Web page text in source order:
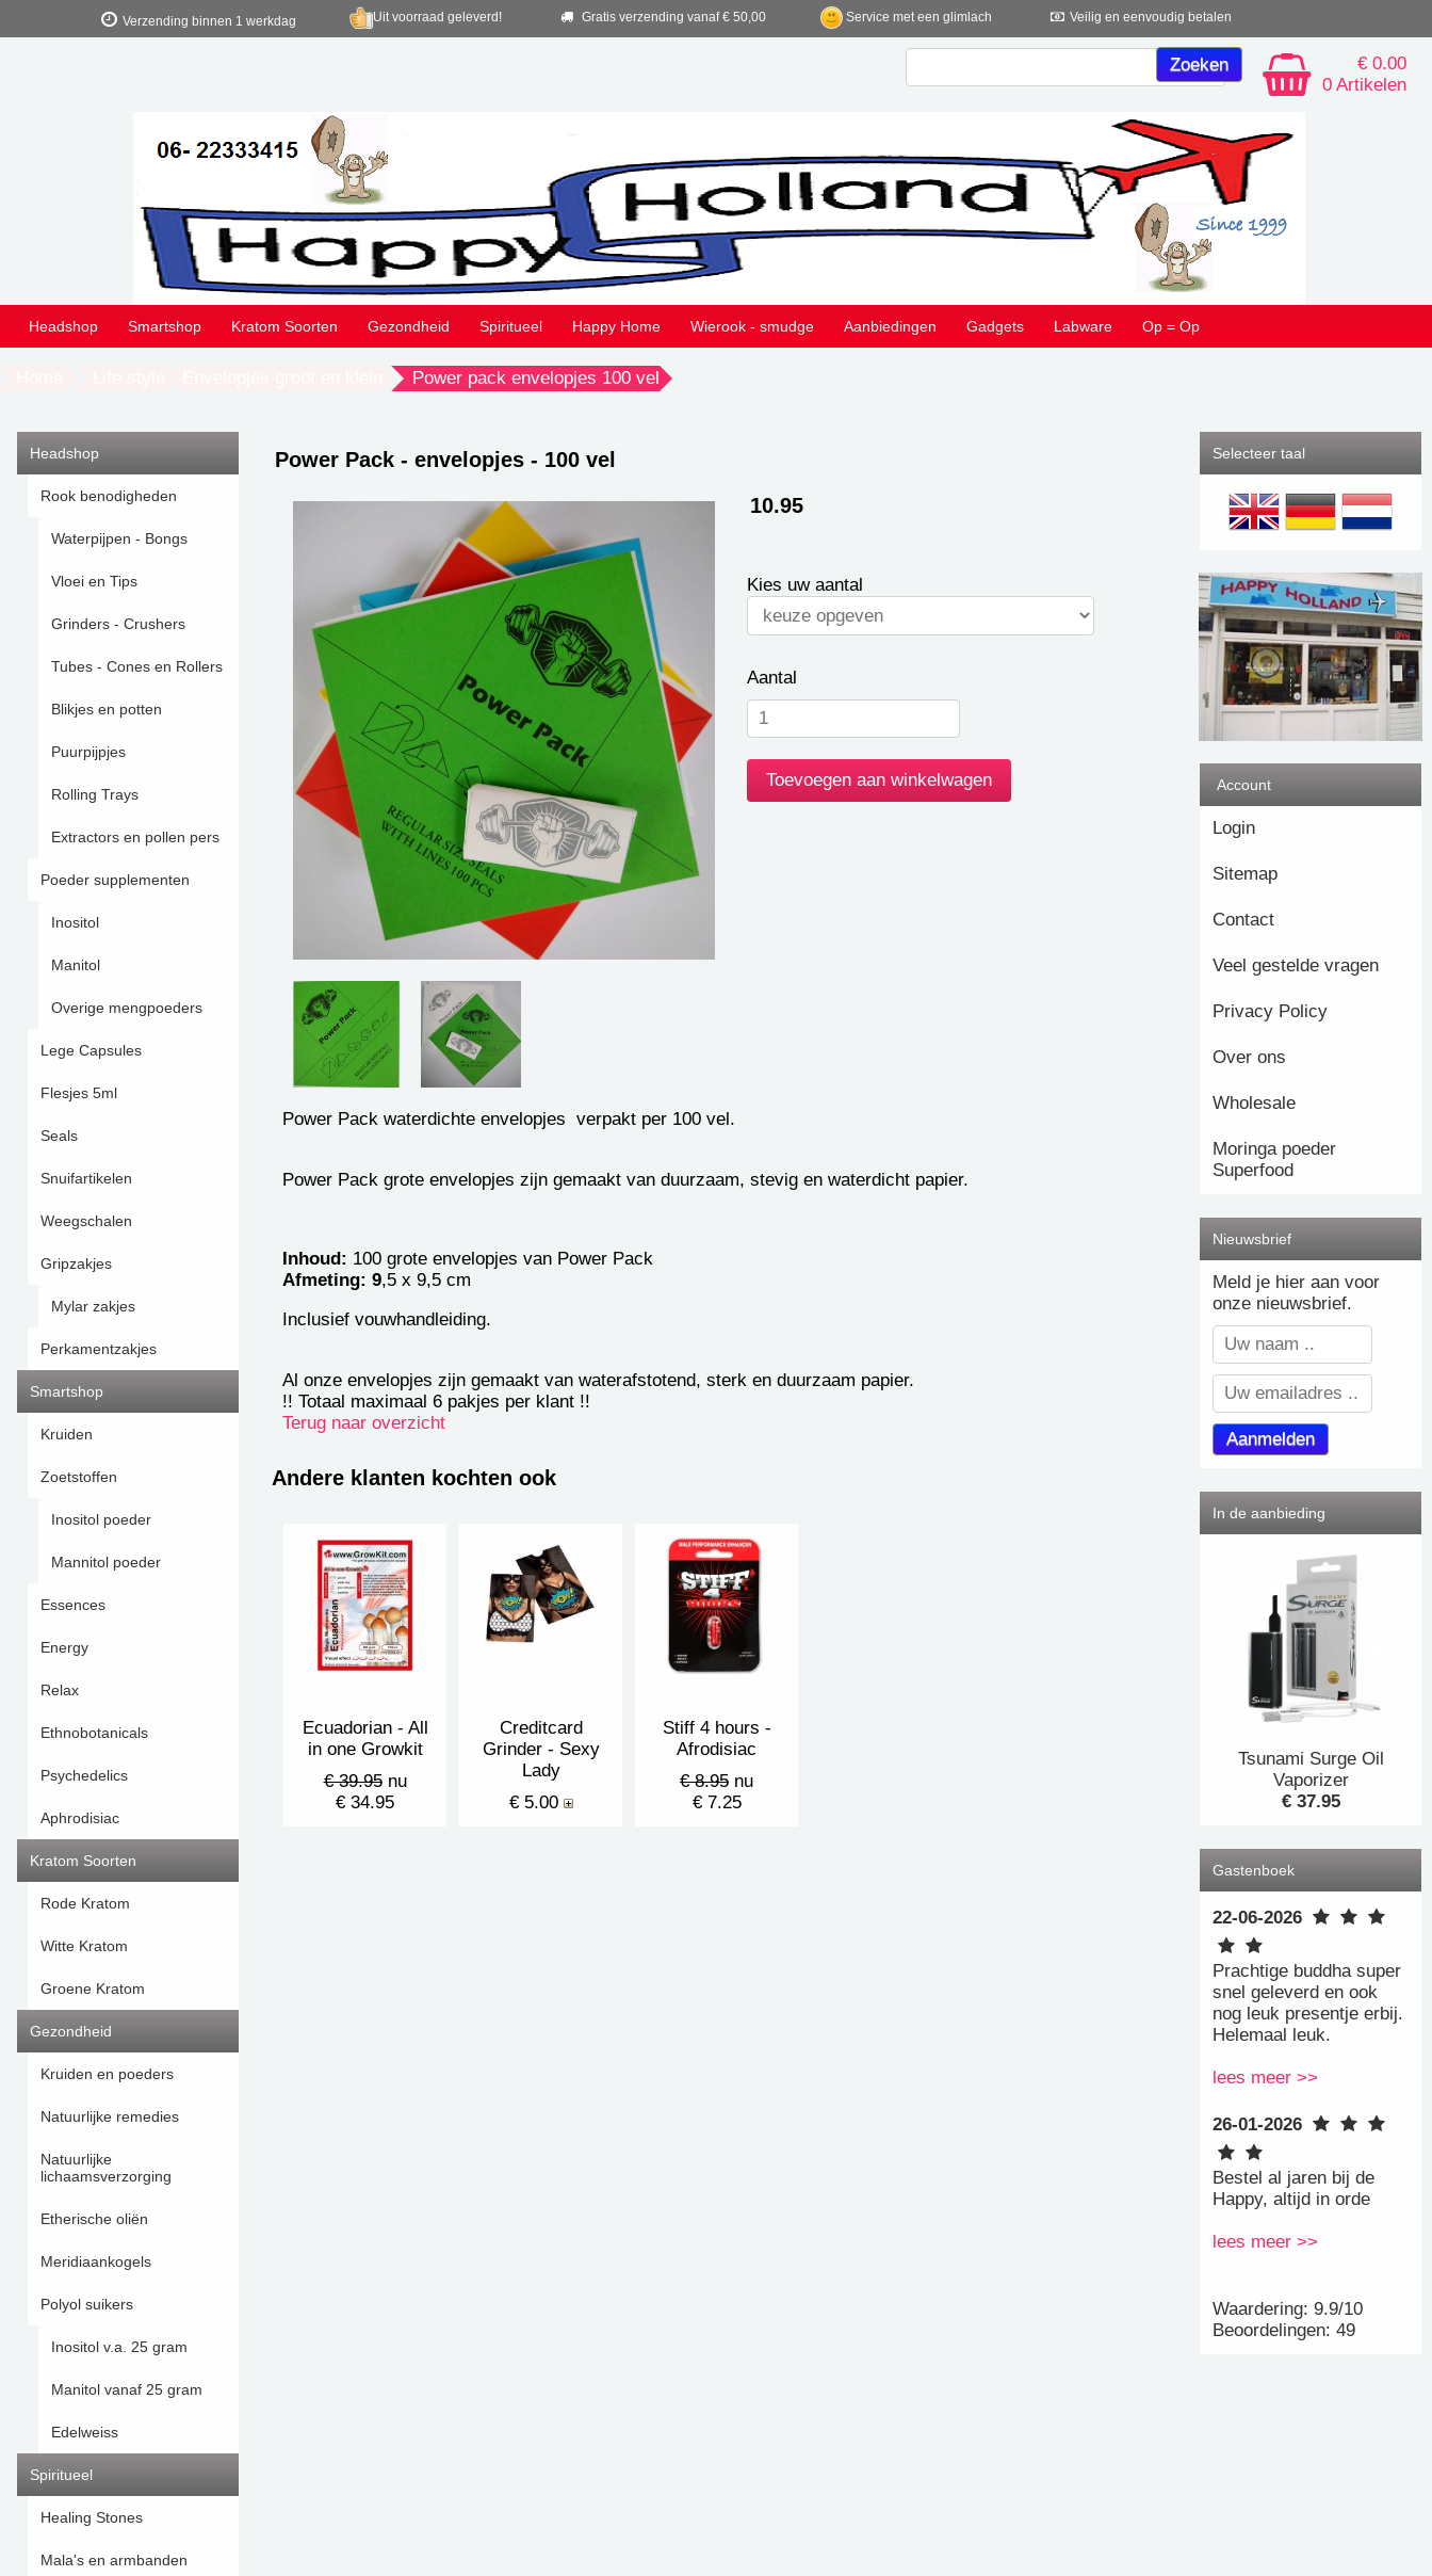
Verzending binnen 1 werkdag Uit voorraad geleverd! Gratis verzending vanaf € 50,00 Service met een glimlach Veilig en eenvoudig betalen
€ 0.00
0 Artikelen
Headshop Smartshop Kratom Soorten Gezondheid Spiritueel Happy Home Wierook - smudge Aanbiedingen Gadgets Labware Op = Op
Power pack envelopjes 100 vel
Headshop
Rook benodigheden
Waterpijpen - Bongs
Vloei en Tips
Grinders - Crushers
Tubes - Cones en Rollers
Blikjes en potten
Puurpijpjes
Rolling Trays
Extractors en pollen pers
Poeder supplementen
Inositol
Manitol
Overige mengpoeders
Lege Capsules
Flesjes 5ml
Seals
Snuifartikelen
Weegschalen
Gripzakjes
Mylar zakjes
Perkamentzakjes
Smartshop
Kruiden
Zoetstoffen
Inositol poeder
Mannitol poeder
Essences
Energy
Relax
Ethnobotanicals
Psychedelics
Aphrodisiac
Kratom Soorten
Rode Kratom
Witte Kratom
Groene Kratom
Gezondheid
Kruiden en poeders
Natuurlijke remedies
Natuurlijke
lichaamsverzorging
Etherische oliën
Meridiaankogels
Polyol suikers
Inositol v.a. 25 gram
Manitol vanaf 25 gram
Edelweiss
Spiritueel
Healing Stones
Mala's en armbanden
Power Pack - envelopjes - 100 vel
10.95
Kies uw aantal
Aantal
Power Pack waterdichte envelopjes verpakt per 100 vel.
Power Pack grote envelopjes zijn gemaakt van duurzaam, stevig en waterdicht papier.
Inhoud: 100 grote envelopjes van Power Pack
Afmeting: 9,5 x 9,5 cm
Inclusief vouwhandleiding.
Al onze envelopjes zijn gemaakt van waterafstotend, sterk en duurzaam papier.
!! Totaal maximaal 6 pakjes per klant !!
Terug naar overzicht
Andere klanten kochten ook
Ecuadorian - All
in one Growkit
€ 39.95nu
€ 34.95
Creditcard
Grinder - Sexy
Lady
€ 5.00
Stiff 4 hours -
Afrodisiac
€ 8.95 nu
€ 7.25
Selecteer taal
Account
Login
Sitemap
Contact
Veel gestelde vragen
Privacy Policy
Over ons
Wholesale
Moringa poeder
Superfood
Nieuwsbrief
Meld je hier aan voor
onze nieuwsbrief.
In de aanbieding
Tsunami Surge Oil
Vaporizer
€ 37.95
Gastenboek
22-06-2026
Prachtige buddha super
snel geleverd en ook
nog leuk presentje erbij.
Helemaal leuk.
lees meer >>
26-01-2026
Bestel al jaren bij de
Happy, altijd in orde
lees meer >>
Waardering: 9.9/10
Beoordelingen: 49